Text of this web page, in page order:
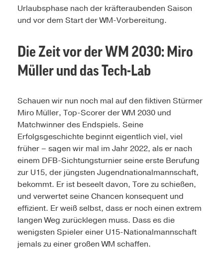
Urlaubsphase nach der kräfteraubenden Saison
und vor dem Start der WM-Vorbereitung.
Die Zeit vor der WM 2030: Miro
Müller und das Tech-Lab
Schauen wir nun noch mal auf den fiktiven Stürmer
Miro Müller, Top-Scorer der WM 2030 und
Matchwinner des Endspiels. Seine
Erfolgsgeschichte beginnt eigentlich viel, viel
früher – sagen wir mal im Jahr 2022, als er nach
einem DFB-Sichtungsturnier seine erste Berufung
zur U15, der jüngsten Jugendnationalmannschaft,
bekommt. Er ist beseelt davon, Tore zu schießen,
und verwertet seine Chancen konsequent und
effizient. Er weiß selbst, dass er noch einen extrem
langen Weg zurücklegen muss. Dass es die
wenigsten Spieler einer U15-Nationalmannschaft
jemals zu einer großen WM schaffen.